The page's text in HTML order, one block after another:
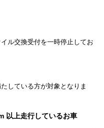
ル交換受付を一時停止してお
している方が対象となりま
以上走行しているお車